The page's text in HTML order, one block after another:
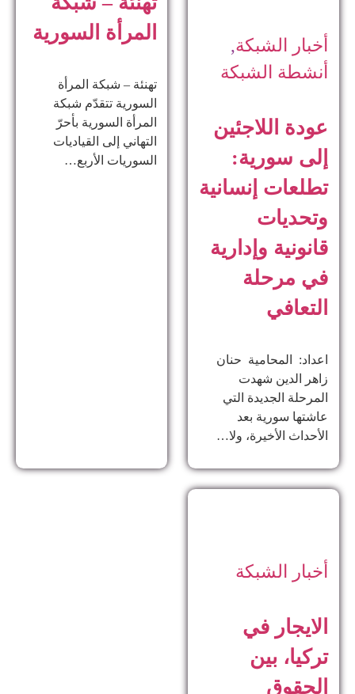
أخبار الشبكة,
أنشطة الشبكة
عودة اللاجئين
إلى سورية:
تطلعات إنسانية
وتحديات
قانونية وإدارية
في مرحلة
التعافي
اعداد: المحامية حنان
زاهر الدين ​شهدت
المرحلة الجديدة التي
عاشتها سورية بعد
الأحداث الأخيرة، ولا…
المرأة السورية
تهنئة – شبكة المرأة
السورية تتقدّم شبكة
المرأة السورية بأحرّ
التهاني إلى القياديات
السوريات الأربع…
أخبار الشبكة
الايجار في
تركيا، بين
الحقوق